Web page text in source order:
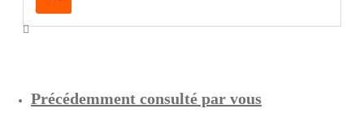
Précédemment consulté par vous